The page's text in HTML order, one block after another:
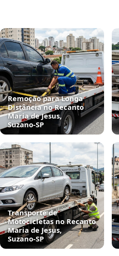
Remoção para Longa
Distância no Recanto
Maria de Jesus,
Suzano‑SP
Transporte de
Motocicletas no Recanto
Maria de Jesus,
Suzano‑SP